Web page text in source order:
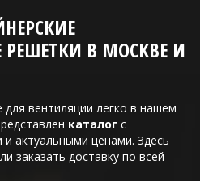
В МОСКВЕ И
вентиляции легко в нашем
каталог с
актуальными ценами. Здесь
заказать доставку по всей